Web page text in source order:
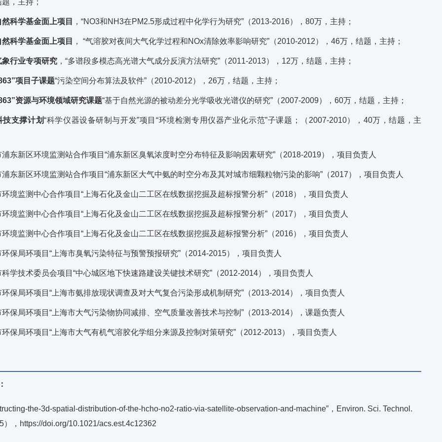
，主持；
科学基金面上项目 ，“NO3和NH3在PM2.5形成过程中化学行为研究”（2013-2016），80万，主持；
科学基金面上项目 ， “气溶胶对夜间大气化学过程和NOx清除效率影响研究”（2010-2012），46万，结题，主持；
象行业专项研究 ，“多谱段多模态高光谱大气成分反演方法研究”（2011-2013），12万，结题，主持；
项目子课题“污染空间分布算法及软件”（2010-2012），26万，结题，主持；
资源与环境领域研究课题“基于自然光源的被动差分光学吸收光谱仪的研究”（2007-2009），60万，结题，主持；
技支撑计划“科学仪器设备研制与开发”项目“环境检测专用仪器产业化示范”子课题；（2007-2010），40万，结题，主
浦东新区环境监测站合作项目“浦东新区臭氧浓度时空分布特征及影响因素研究”（2018-2019），项目负责人
浦东新区环境监测站合作项目“浦东新区大气中氨的时空分布及其对城市细颗粒物污染的影响”（2017），项目负责人
环境监测中心合作项目“上海石化及金山二工区在线数据挖掘及超标报警分析”（2018），项目负责人
环境监测中心合作项目“上海石化及金山二工区在线数据挖掘及超标报警分析”（2017），项目负责人
环境监测中心合作项目“上海石化及金山二工区在线数据挖掘及超标报警分析”（2016），项目负责人
保局环项目“上海市臭氧污染特征与预警预报研究”（2014-2015），项目负责人
科学技术委员会项目“中心城区地下快速路建设关键技术研究”（2012-2014），项目负责人
环保局环项目“上海市氨排放现状调查及对大气复合污染形成机制研究”（2013-2014），项目负责人
环保局环项目“上海市大气污染物协同减排、空气质量改善技术与控制”（2013-2014），课题负责人
环保局环项目“上海市大气有机气溶胶化学组分来源及控制对策研究”（2012-2013），项目负责人
the-3d-spatial-distribution-of-the-hcho-no2-ratio-via-satellite-observation-and-machine”，Environ. Sci. Technol.
），https://doi.org/10.1021/acs.est.4c12362